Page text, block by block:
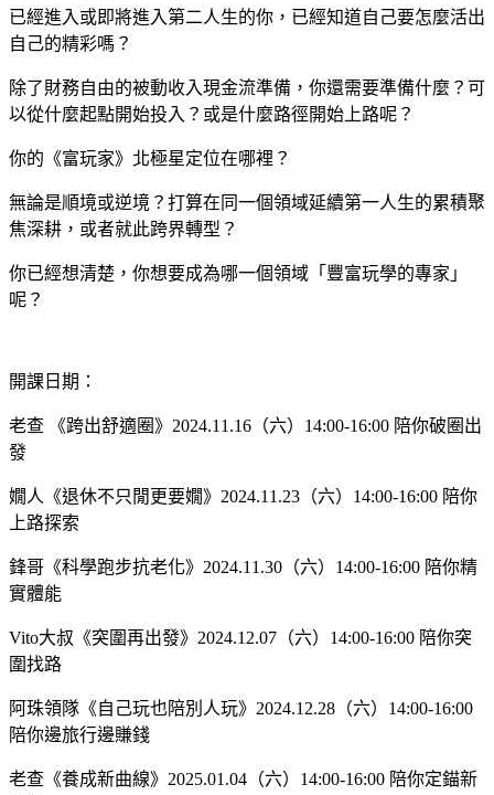
已經進入或即將進入第二人生的你，已經知道自己要怎麼活出
自己的精彩嗎？
除了財務自由的被動收入現金流準備，你還需要準備什麼？可
以從什麼起點開始投入？或是什麼路徑開始上路呢？
你的《富玩家》北極星定位在哪裡？
無論是順境或逆境？打算在同一個領域延續第一人生的累積聚
焦深耕，或者就此跨界轉型？
你已經想清楚，你想要成為哪一個領域「豐富玩學的專家」
呢？
開課日期：
老查 《跨出舒適圈》 2024.11.16（六）14:00-16:00 陪你破圈出
發
嫺人 《退休不只閒更要嫺》 2024.11.23（六）14:00-16:00 陪你
上路探索
鋒哥 《科學跑步抗老化》 2024.11.30（六）14:00-16:00 陪你精
實體能
Vito大叔 《突圍再出發》 2024.12.07（六）14:00-16:00 陪你突
圍找路
阿珠領隊《自己玩也陪別人玩》 2024.12.28（六）14:00-16:00
陪你邊旅行邊賺錢
老查 《養成新曲線》 2025.01.04（六）14:00-16:00 陪你定錨新